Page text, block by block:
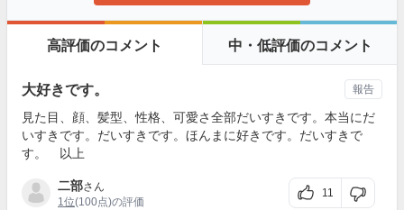
高評価のコメント 中・低評価のコメント
大好きです。
見た目、顔、髪型、性格、可愛さ全部だいすきです。本当にだ
いすきです。だいすきです。ほんまに好きです。だいすきで
す。 以上
二部さん
1位(100点)の評価
11
報告